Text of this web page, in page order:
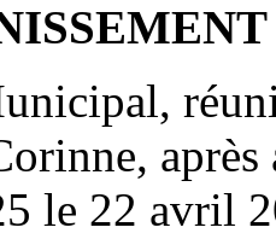
le 22 avril